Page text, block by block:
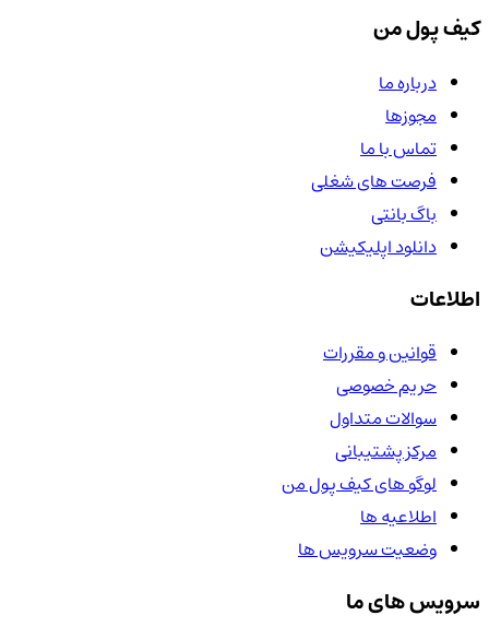
کیف پول من
درباره ما
مجوزها
تماس با ما
فرصت های شغلی
باگ بانتی
دانلود اپلیکیشن
اطلاعات
قوانین و مقررات
حریم خصوصی
سوالات متداول
مرکز پشتیبانی
لوگو های کیف پول من
اطلاعیه ها
وضعیت سرویس ها
سرویس های ما